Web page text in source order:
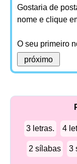
Gostaria de
nome e clique
O seu primeiro
3 letras. 4
2 sílabas 3